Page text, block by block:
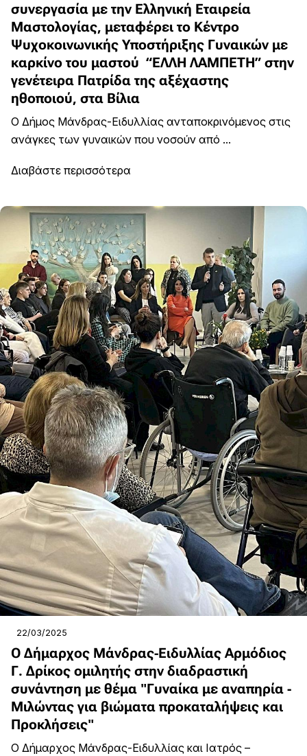
συνεργασία με την Ελληνική Εταιρεία
Μαστολογίας, μεταφέρει το Κέντρο
Ψυχοκοινωνικής Υποστήριξης Γυναικών με
καρκίνο του μαστού “ΕΛΛΗ ΛΑΜΠΕΤΗ” στην
γενέτειρα Πατρίδα της αξέχαστης
ηθοποιού, στα Βίλια
Ο Δήμος Μάνδρας-Ειδυλλίας ανταποκρινόμενος στις
ανάγκες των γυναικών που νοσούν από ...
Διαβάστε περισσότερα
22/03/2025
Ο Δήμαρχος Μάνδρας-Ειδυλλίας Αρμόδιος
Γ. Δρίκος ομιλητής στην διαδραστική
συνάντηση με θέμα "Γυναίκα με αναπηρία -
Μιλώντας για βιώματα προκαταλήψεις και
Προκλήσεις"
Ο Δήμαρχος Μάνδρας-Ειδυλλίας και Ιατρός –